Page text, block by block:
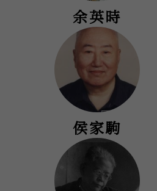
余英時
侯家駒